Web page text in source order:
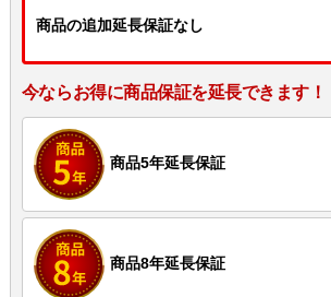
商品の追加延長保証なし
今ならお得に商品保証を延長できます！
商品5年延長保証
商品8年延長保証